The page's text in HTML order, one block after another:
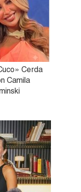
Cerda
Camila